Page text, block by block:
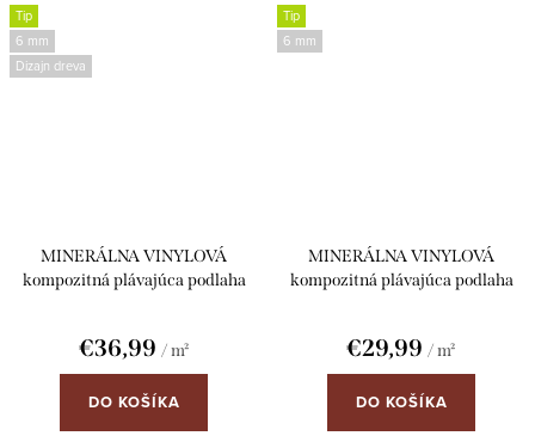
Tip
6 mm
Dizajn dreva
MINERÁLNA VINYLOVÁ
kompozitná plávajúca podlaha
€36,99 / m²
DO KOŠÍKA
Tip
6 mm
MINERÁLNA VINYLOVÁ
kompozitná plávajúca podlaha
integrovanou podložkou
€29,99 / m²
DO KOŠÍKA